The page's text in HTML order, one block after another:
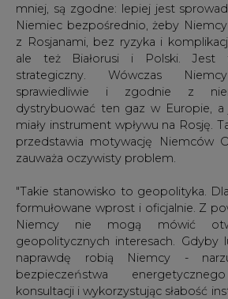
mniej, są zgodne: lepiej jest
Niemiec bezpośrednio, żeby
z Rosjanami, bez ryzyka i
ale też Białorusi i Polski. Jest
strategiczny. Wówczas
sprawiedliwie i zgodnie z
dystrybuować ten gaz w Europie, a
miały instrument wpływu na Rosję.
przedstawia motywację Niemców
zauważa oczywisty problem.
"Takie stanowisko to geopolityka.
formułowane wprost i oficjalnie. Z
Niemcy nie mogą mówić
geopolitycznych interesach. Gdyby
naprawdę robią Niemcy -
bezpieczeństwa
konsultacji i wykorzystując słabość